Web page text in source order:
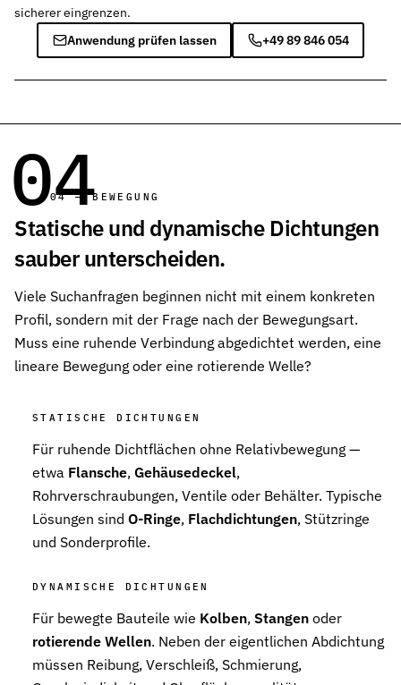
sicherer eingrenzen.
Anwendung prüfen lassen
+49 89 846 054
04
04 — BEWEGUNG
Statische und dynamische Dichtungen
sauber unterscheiden.
Viele Suchanfragen beginnen nicht mit einem konkreten
Profil, sondern mit der Frage nach der Bewegungsart.
Muss eine ruhende Verbindung abgedichtet werden, eine
lineare Bewegung oder eine rotierende Welle?
STATISCHE DICHTUNGEN
Für ruhende Dichtflächen ohne Relativbewegung —
etwa Flansche, Gehäusedeckel,
Rohrverschraubungen, Ventile oder Behälter. Typische
Lösungen sind O-Ringe, Flachdichtungen, Stützringe
und Sonderprofile.
DYNAMISCHE DICHTUNGEN
Für bewegte Bauteile wie Kolben, Stangen oder
rotierende Wellen. Neben der eigentlichen Abdichtung
müssen Reibung, Verschleiß, Schmierung,